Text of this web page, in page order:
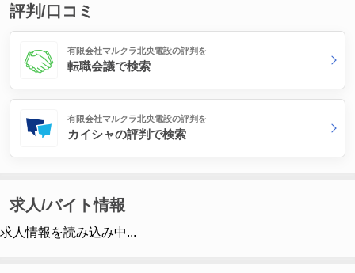
評判/口コミ
有限会社マルクラ北央電設の評判を
転職会議で検索
有限会社マルクラ北央電設の評判を
カイシャの評判で検索
求人/バイト情報
求人情報を読み込み中...